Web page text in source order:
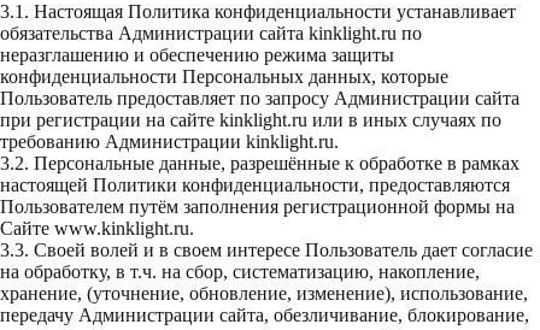
3.1. Настоящая Политика конфиденциальности устанавливает
обязательства Администрации сайта kinklight.ru по
неразглашению и обеспечению режима защиты
конфиденциальности Персональных данных, которые
Пользователь предоставляет по запросу Администрации сайта
при регистрации на сайте kinklight.ru или в иных случаях по
требованию Администрации kinklight.ru.
3.2. Персональные данные, разрешённые к обработке в рамках
настоящей Политики конфиденциальности, предоставляются
Пользователем путём заполнения регистрационной формы на
Сайте www.kinklight.ru.
3.3. Своей волей и в своем интересе Пользователь дает согласие
на обработку, в т.ч. на сбор, систематизацию, накопление,
хранение, (уточнение, обновление, изменение), использование,
передачу Администрации сайта, обезличивание, блокирование,